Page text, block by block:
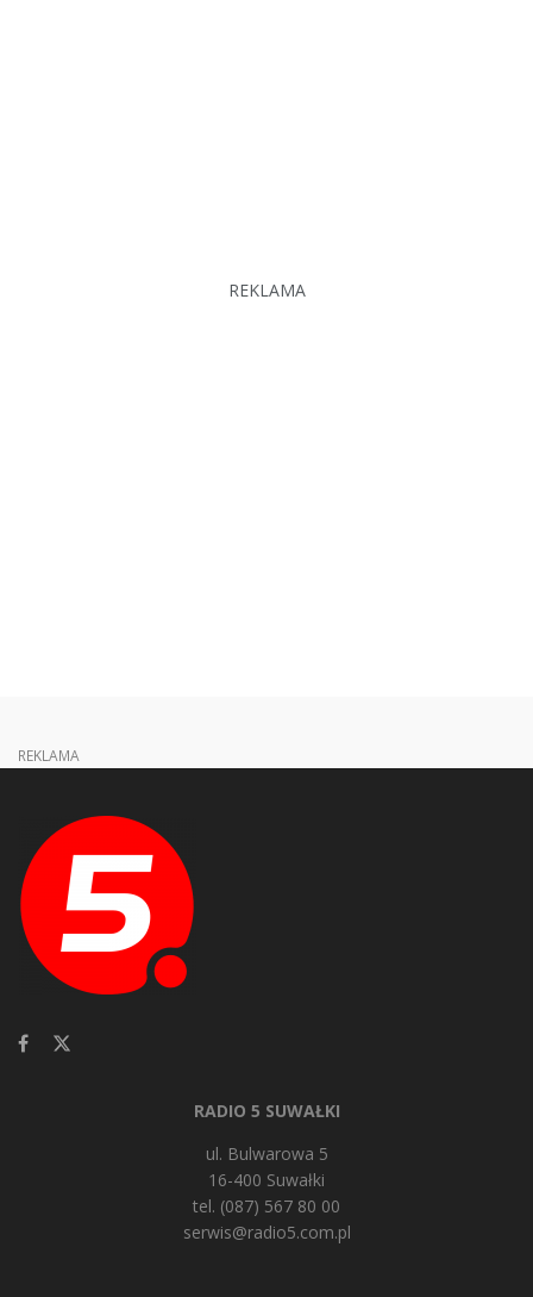
REKLAMA
REKLAMA
RADIO 5 SUWAŁKI
ul. Bulwarowa 5
16-400 Suwałki
tel. (087) 567 80 00
serwis@radio5.com.pl